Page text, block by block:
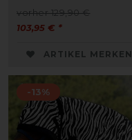
vorher 129,90 €
103,95 € *
ARTIKEL MERKEN
-13%